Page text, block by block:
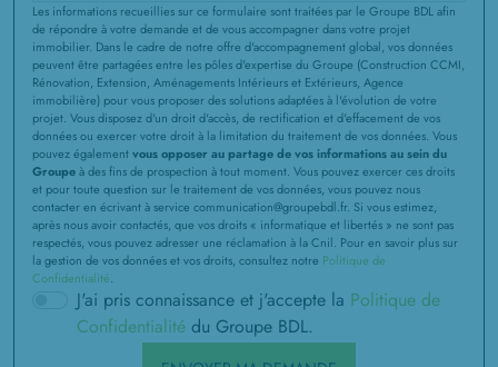
Les informations recueillies sur ce formulaire sont traitées par le Groupe BDL afin
de répondre à votre demande et de vous accompagner dans votre projet
immobilier. Dans le cadre de notre offre d'accompagnement global, vos données
peuvent être partagées entre les pôles d'expertise du Groupe (Construction CCMI,
Rénovation, Extension, Aménagements Intérieurs et Extérieurs, Agence
immobilière) pour vous proposer des solutions adaptées à l'évolution de votre
projet. Vous disposez d'un droit d'accès, de rectification et d'effacement de vos
données ou exercer votre droit à la limitation du traitement de vos données. Vous
pouvez égalementvous opposer au partage de vos informations au sein du
Groupeà des fins de prospection à tout moment. Vous pouvez exercer ces droits
et pour toute question sur le traitement de vos données, vous pouvez nous
contacter en écrivant à service communication@groupebdl.fr. Si vous estimez,
après nous avoir contactés, que vos droits « informatique et libertés » ne sont pas
respectés, vous pouvez adresser une réclamation à la Cnil. Pour en savoir plus sur
la gestion de vos données et vos droits, consultez notre Politique de
Confidentialité.
J'ai pris connaissance et j'accepte la Politique de
Confidentialité du Groupe BDL.